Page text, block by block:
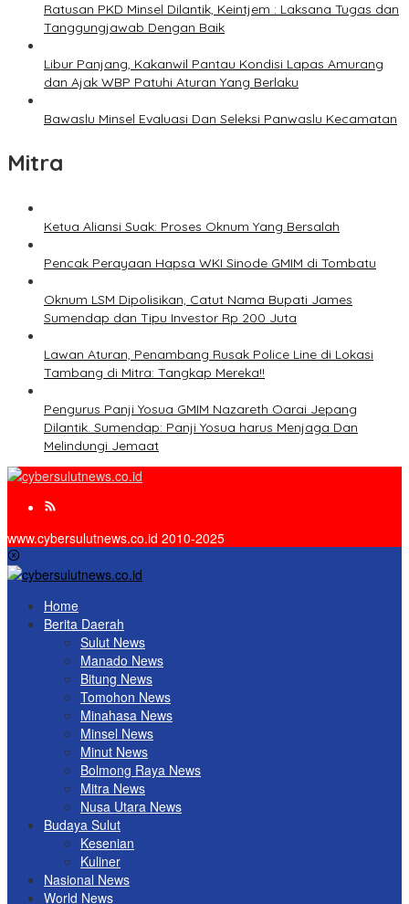
Ratusan PKD Minsel Dilantik, Keintjem : Laksana Tugas dan
Tanggungjawab Dengan Baik
Libur Panjang, Kakanwil Pantau Kondisi Lapas Amurang
dan Ajak WBP Patuhi Aturan Yang Berlaku
Bawaslu Minsel Evaluasi Dan Seleksi Panwaslu Kecamatan
Mitra
Ketua Aliansi Suak: Proses Oknum Yang Bersalah
Pencak Perayaan Hapsa WKI Sinode GMIM di Tombatu
Oknum LSM Dipolisikan, Catut Nama Bupati James
Sumendap dan Tipu Investor Rp 200 Juta
Lawan Aturan, Penambang Rusak Police Line di Lokasi
Tambang di Mitra: Tangkap Mereka!!
Pengurus Panji Yosua GMIM Nazareth Oarai Jepang
Dilantik. Sumendap: Panji Yosua harus Menjaga Dan
Melindungi Jemaat
www.cybersulutnews.co.id 2010-2025
Home
Berita Daerah
Sulut News
Manado News
Bitung News
Tomohon News
Minahasa News
Minsel News
Minut News
Bolmong Raya News
Mitra News
Nusa Utara News
Budaya Sulut
Kesenian
Kuliner
Nasional News
World News